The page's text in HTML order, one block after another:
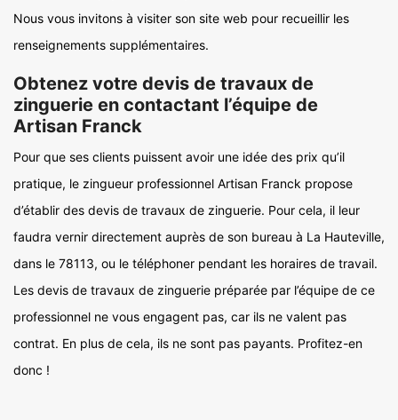
Nous vous invitons à visiter son site web pour recueillir les
renseignements supplémentaires.
Obtenez votre devis de travaux de
zinguerie en contactant l’équipe de
Artisan Franck
Pour que ses clients puissent avoir une idée des prix qu’il
pratique, le zingueur professionnel Artisan Franck propose
d’établir des devis de travaux de zinguerie. Pour cela, il leur
faudra vernir directement auprès de son bureau à La Hauteville,
dans le 78113, ou le téléphoner pendant les horaires de travail.
Les devis de travaux de zinguerie préparée par l’équipe de ce
professionnel ne vous engagent pas, car ils ne valent pas
contrat. En plus de cela, ils ne sont pas payants. Profitez-en
donc !